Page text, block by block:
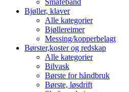
Småfeband
Bjøller, klaver
Alle kategorier
Bjøllereimer
Messing/kopperbelagt
Børster,koster og redskap
Alle kategorier
Bilvask
Børste for håndbruk
Børste, løsdrift